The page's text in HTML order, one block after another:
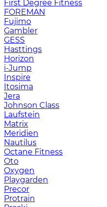
First Degree Fitness
FOREMAN
Fujimo
Gambler
GESS
Hasttings
Horizon
i-Jump
Inspire
Itosima
Jera
Johnson Class
Laufstein
Matrix
Meridien
Nautilus
Octane Fitness
Oto
Oxygen
Playgarden
Precor
Protrain